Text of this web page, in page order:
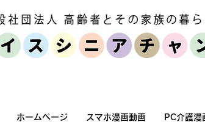
ホームページ スマホ漫画動画 PC介護漫